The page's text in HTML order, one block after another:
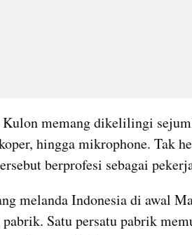
Kulon memang dikelilingi
hingga mikrophone. Tak
berprofesi sebagai
melanda Indonesia di awal
pabrik. Satu persatu pabrik